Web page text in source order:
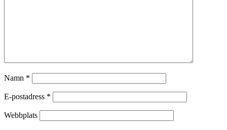
Namn *
E-postadress *
Webbplats